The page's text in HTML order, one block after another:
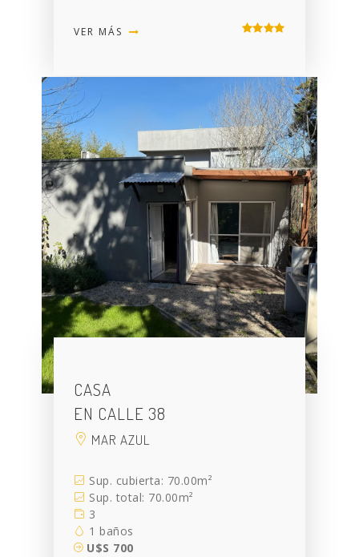
VER MÁS
CASA
EN CALLE 38
MAR AZUL
Sup. cubierta: 70.00m²
Sup. total: 70.00m²
3
1 baños
U$S 700